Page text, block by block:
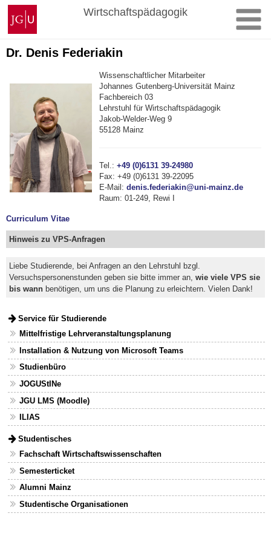
Zum
Inhalt
springen
Johannes
Gutenberg-
Universität
Mainz
Wirtschaftspädagogik
Dr. Denis Federiakin
Wissenschaftlicher Mitarbeiter
Johannes Gutenberg-Universität Mainz
Fachbereich 03
Lehrstuhl für Wirtschaftspädagogik
Jakob-Welder-Weg 9
55128 Mainz
Tel.:+49 (0)6131 39-24980
Fax:+49 (0)6131 39-22095
E-Mail:denis.federiakin@uni-mainz.de
Raum: 01-249, Rewi I
Curriculum Vitae
Hinweis zu VPS-Anfragen
Liebe Studierende, bei Anfragen an den Lehrstuhl bzgl.
Versuchspersonenstunden geben sie bitte immer an,wie viele VPS sie
bis wann benötigen, um uns die Planung zu erleichtern. Vielen Dank!
Service für Studierende
Mittelfristige Lehrveranstaltungsplanung
Installation & Nutzung von Microsoft Teams
Studienbüro
JOGUStINe
JGU LMS (Moodle)
ILIAS
Studentisches
Fachschaft Wirtschaftswissenschaften
Semesterticket
Alumni Mainz
Studentische Organisationen